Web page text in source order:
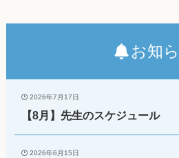
お知
2026年7月17日
【8月】先生のスケジュール
2026年6月15日